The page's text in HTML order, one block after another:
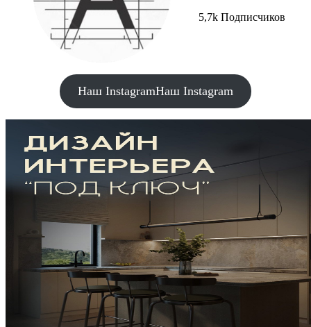
5,7k Подписчиков
Наш InstagramНаш Instagram